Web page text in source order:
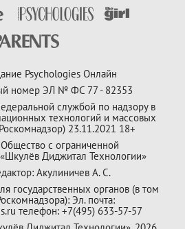
Psychologies Онлайн
номер ЭЛ № ФС 77 - 82353
службой по надзору в
технологий и массовых
23.11.2021 18+
с ограниченной
Диджитал Технологии»
Акулиничев А. С.
государственных органов (в том
Эл. почта:
телефон: +7(495) 633-57-57